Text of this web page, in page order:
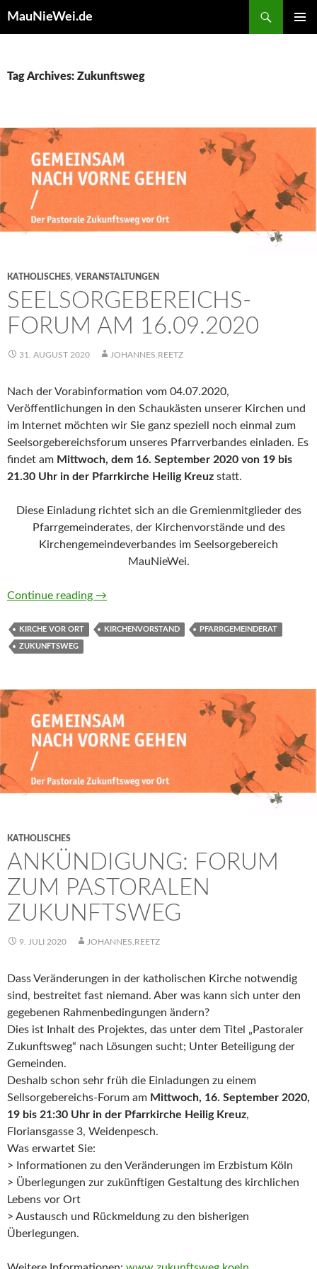
MauNieWei.de
Tag Archives: Zukunftsweg
KATHOLISCHES, VERANSTALTUNGEN
SEELSORGEBEREICHS-
FORUM AM 16.09.2020
31. AUGUST 2020 JOHANNES.REETZ
Nach der Vorabinformation vom 04.07.2020,
Veröffentlichungen in den Schaukästen unserer Kirchen und
im Internet möchten wir Sie ganz speziell noch einmal zum
Seelsorgebereichsforum unseres Pfarrverbandes einladen. Es
findet am Mittwoch, dem 16. September 2020 von 19 bis
21.30 Uhr in der Pfarrkirche Heilig Kreuz statt.
Diese Einladung richtet sich an die Gremienmitglieder des
Pfarrgemeinderates, der Kirchenvorstände und des
Kirchengemeindeverbandes im Seelsorgebereich
MauNieWei.
Continue reading Seelsorgebereichs-Forum am 16.09.2020
→
KIRCHE VOR ORT KIRCHENVORSTAND PFARRGEMEINDERAT
ZUKUNFTSWEG
KATHOLISCHES
ANKÜNDIGUNG: FORUM
ZUM PASTORALEN
ZUKUNFTSWEG
9. JULI 2020 JOHANNES.REETZ
Dass Veränderungen in der katholischen Kirche notwendig
sind, bestreitet fast niemand. Aber was kann sich unter den
gegebenen Rahmenbedingungen ändern?
Dies ist Inhalt des Projektes, das unter dem Titel „Pastoraler
Zukunftsweg“ nach Lösungen sucht; Unter Beteiligung der
Gemeinden.
Deshalb schon sehr früh die Einladungen zu einem
Sellsorgebereichs-Forum am Mittwoch, 16. September 2020,
19 bis 21:30 Uhr in der Pfarrkirche Heilig Kreuz,
Floriansgasse 3, Weidenpesch.
Was erwartet Sie:
> Informationen zu den Veränderungen im Erzbistum Köln
> Überlegungen zur zukünftigen Gestaltung des kirchlichen
Lebens vor Ort
> Austausch und Rückmeldung zu den bisherigen
Überlegungen.